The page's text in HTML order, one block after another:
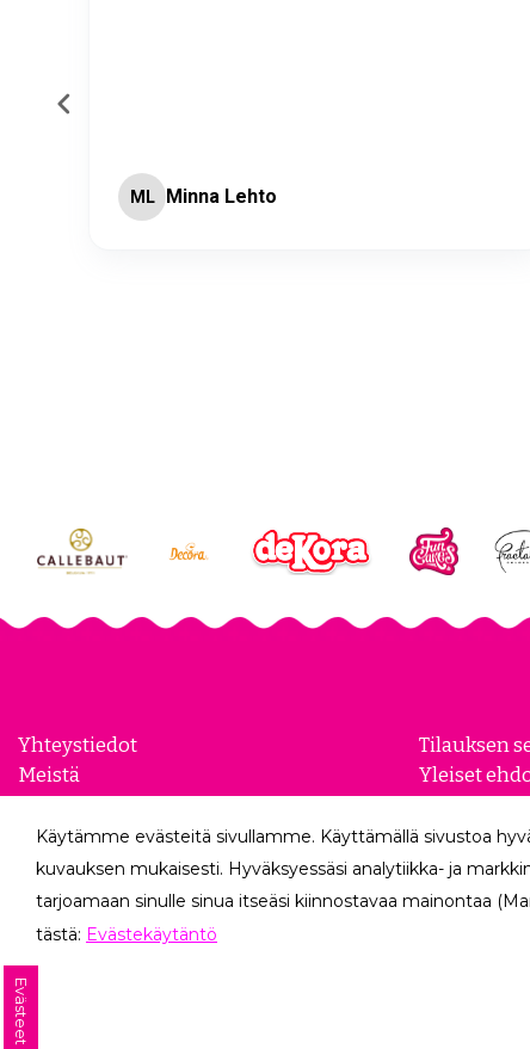
ML Minna Lehto
Yhteystiedot
Meistä
Yrityksille
Tilauksen
Yleiset
Käytämme evästeitä sivullamme. Käyttämällä sivustoa
kuvauksen mukaisesti. Hyväksyessäsi analytiikka- ja
tarjoamaan sinulle sinua itseäsi kiinnostavaa mainontaa
tästä: Evästekäytäntö
Evästeet